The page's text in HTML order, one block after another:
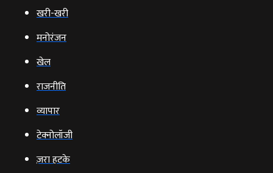
खरी-खरी
मनोरंजन
खेल
राजनीति
व्‍यापार
टेक्‍नोलॉजी
ज़रा हटके